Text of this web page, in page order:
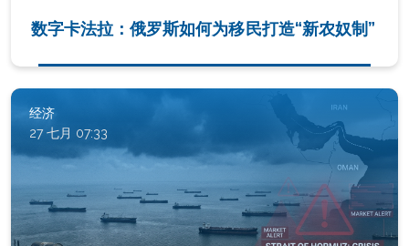
数字卡法拉：俄罗斯如何为移民打造“新农奴制”
经济
27 七月 07:33